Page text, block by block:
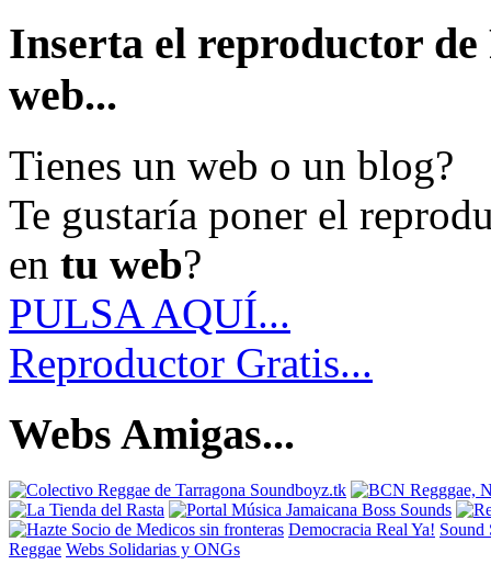
Inserta el reproductor de
web...
Tienes un web o un blog?
Te gustaría poner el
en tu web?
PULSA AQUÍ...
Reproductor Gratis...
Webs Amigas...
Democracia Real Ya! Sound
Reggae Webs Solidarias y ONGs